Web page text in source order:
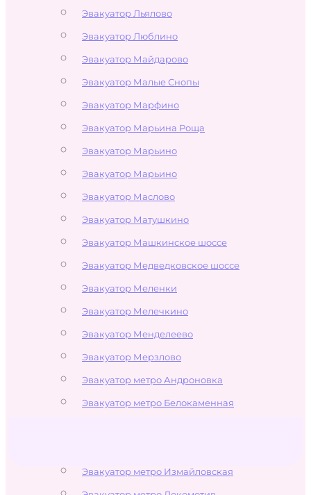
Эвакуатор Льялово
Эвакуатор Люблино
Эвакуатор Майдарово
Эвакуатор Малые Снопы
Эвакуатор Марфино
Эвакуатор Марьина Роща
Эвакуатор Марьино
Эвакуатор Марьино
Эвакуатор Маслово
Эвакуатор Матушкино
Эвакуатор Машкинское шоссе
Эвакуатор Медведковское шоссе
Эвакуатор Меленки
Эвакуатор Мелечкино
Эвакуатор Менделеево
Эвакуатор Мерзлово
Эвакуатор метро Андроновка
Эвакуатор метро Белокаменная
Эвакуатор метро Измайловская